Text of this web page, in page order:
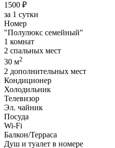
1500 ₽
за 1 сутки
Номер
"Полулюкс семейный"
1 комнат
2 спальных мест
30 м2
2 дополнительных мест
Кондиционер
Холодильник
Телевизор
Эл. чайник
Посуда
Wi-Fi
Балкон/Терраса
Душ и туалет в номере